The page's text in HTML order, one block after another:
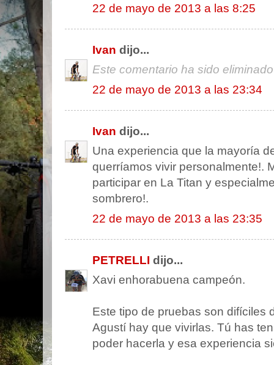
22 de mayo de 2013 a las 8:25
Ivan dijo...
Este comentario ha sido
22 de mayo de 2013 a las 23:34
Ivan dijo...
Una experiencia que la mayoría
querríamos vivir personalmente!.
participar en La Titan y
sombrero!.
22 de mayo de 2013 a las 23:35
PETRELLI dijo...
Xavi enhorabuena campeón.
Este tipo de pruebas son difíciles
Agustí hay que vivirlas. Tú has
poder hacerla y esa experiencia